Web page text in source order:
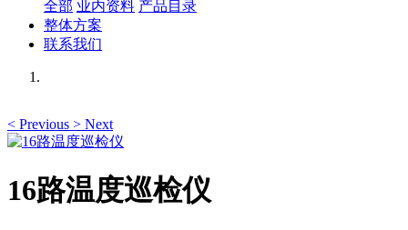
全部 业内资料 产品目录
整体方案
联系我们
< Previous > Next
16路温度巡检仪